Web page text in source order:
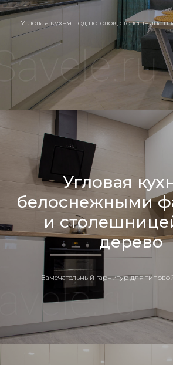
Угловая кухня под потолок, столешница
Угловая
белоснежными
и
дерево
Замечательный гарнитур для